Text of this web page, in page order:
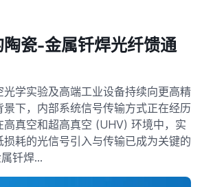
瓷-金属钎焊光纤馈通
学实验及高端工业设备持续向更高精
景下，内部系统信号传输方式正在经历
高真空和超高真空 (UHV) 环境中，实
耗的光信号引入与传输已成为关键的
钎焊…